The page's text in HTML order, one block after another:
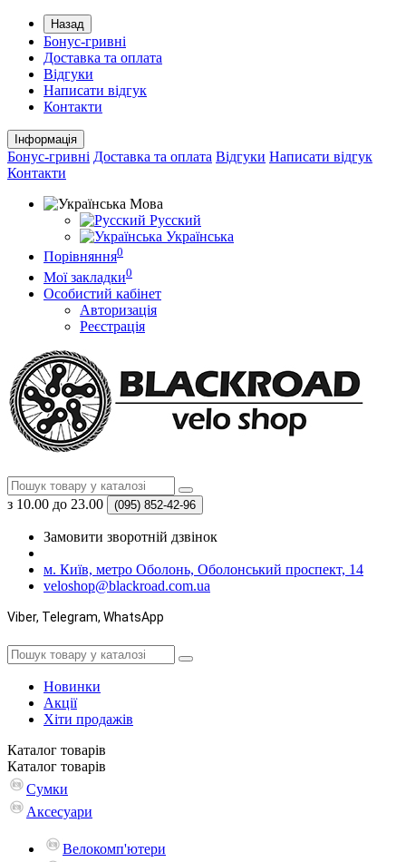
Назад
Бонус-гривні
Доставка та оплата
Відгуки
Написати відгук
Контакти
Інформація
Бонус-гривні Доставка та оплата Відгуки Написати відгук
Контакти
Мова
Русский
Українська
Порівняння0
Мої закладки0
Особистий кабінет
Авторизація
Реєстрація
з 10.00 до 23.00 (095) 852-42-96
Замовити зворотній дзвінок
м. Київ, метро Оболонь, Оболонський проспект, 14
veloshop@blackroad.com.ua
Viber, Telegram, WhatsApp
Новинки
Акції
Хіти продажів
Каталог товарів
Каталог товарів
Сумки
Аксесуари
Велокомп'ютери